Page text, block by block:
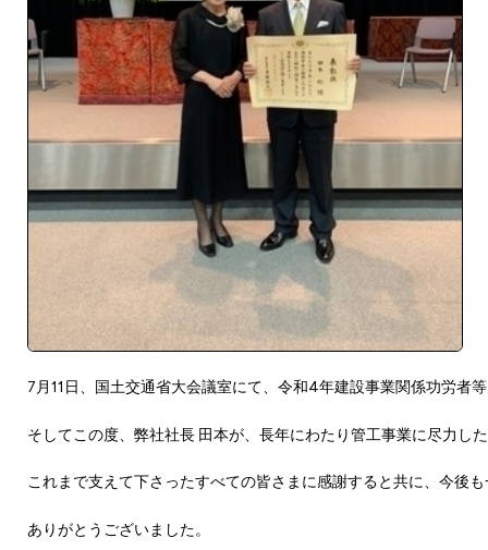
7月11日、国土交通省大会議室にて、令和4年建設事業関係功労者
そしてこの度、弊社社長 田本が、長年にわたり管工事業に尽力し
これまで支えて下さったすべての皆さまに感謝すると共に、今後
ありがとうございました。